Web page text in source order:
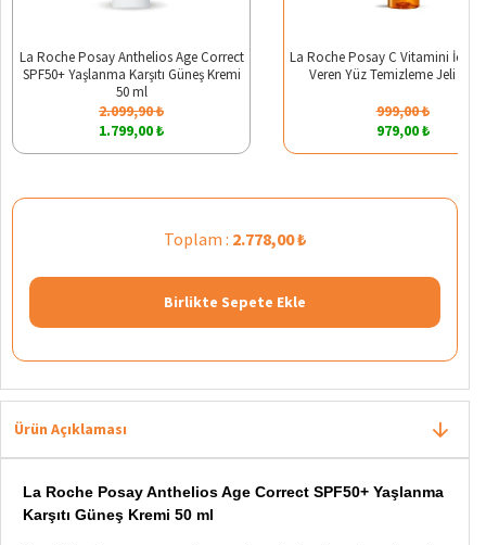
La Roche Posay Anthelios Age Correct
SPF50+ Yaşlanma Karşıtı Güneş Kremi
50 ml
2.099,90 ₺
1.799,00 ₺
La Roche Posay C Vitamini İçerikli
Veren Yüz Temizleme Jeli 200
999,00 ₺
979,00 ₺
Toplam : 2.778,00 ₺
Birlikte Sepete Ekle
Ürün Açıklaması
La Roche Posay Anthelios Age Correct SPF50+ Yaşlanma
Karşıtı Güneş Kremi 50 ml